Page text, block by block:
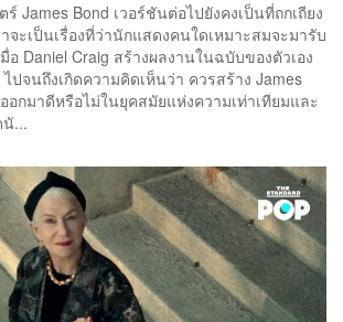
James Bond เวอร์ชันต่อไปยังคงเป็นที่ถกเถียง
จะเป็นเรื่องที่ว่านักแสดงคนใดเหมาะสมจะมารับ
อ Daniel Craig สร้างผลงานในฉบับของตัวเอง
ไปจนถึงเกิดความคิดเห็นว่า ควรสร้าง James
อกมาดีหรือไม่ในยุคสมัยแห่งความเท่าเทียมและ
...